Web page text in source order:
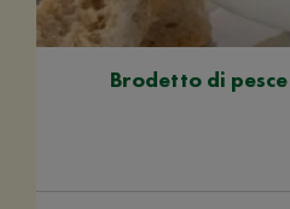
Brodetto di